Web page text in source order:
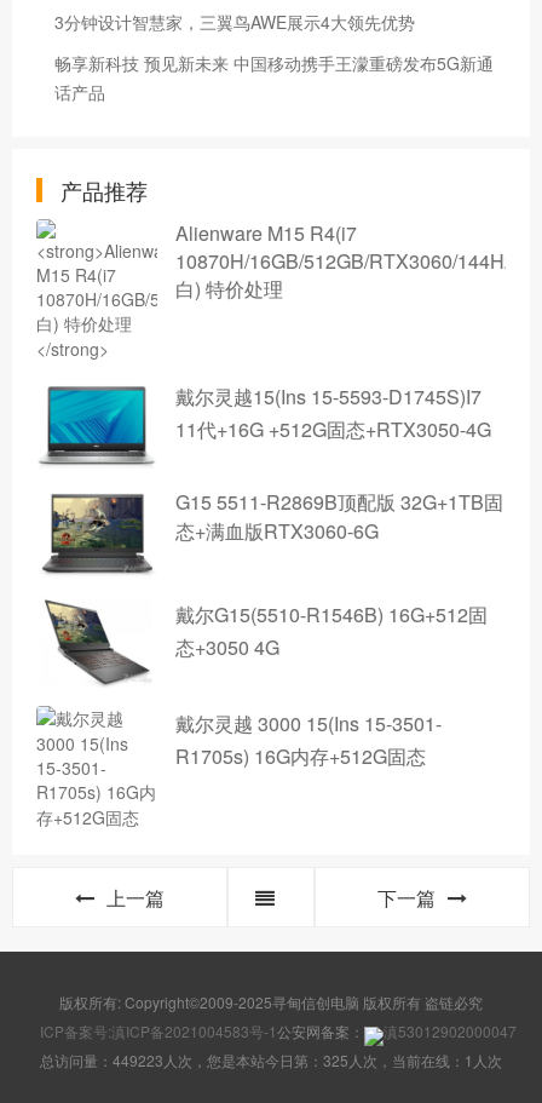
3分钟设计智慧家，三翼鸟AWE展示4大领先优势
畅享新科技 预见新未来 中国移动携手王濛重磅发布5G新通
话产品
产品推荐
Alienware M15 R4(i7
10870H/16GB/512GB/RTX3060/144Hz/
白) 特价处理
戴尔灵越15(Ins 15-5593-D1745S)I7
11代+16G +512G固态+RTX3050-4G
G15 5511-R2869B顶配版 32G+1TB固
态+满血版RTX3060-6G
戴尔G15(5510-R1546B) 16G+512固
态+3050 4G
戴尔灵越 3000 15(Ins 15-3501-
R1705s) 16G内存+512G固态
上一篇 下一篇
版权所有: Copyright©2009-2025寻甸信创电脑 版权所有 盗链必究
ICP备案号:滇ICP备2021004583号-1公安网备案：
滇53012902000047
总访问量：449223人次，您是本站今日第：325人次，当前在线：1人次